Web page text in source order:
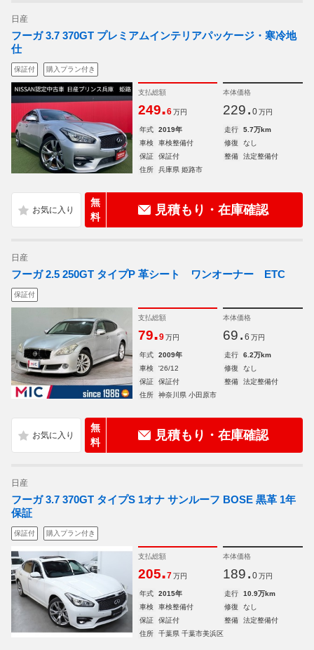
日産
フーガ 3.7 370GT プレミアムインテリアパッケージ・寒冷地
仕
保証付 購入プラン付き
支払総額
249.6 万円
本体価格
229. 0 万円
年式 2019年 走行
5.7万km
車検
車検整備付 修復
なし
保証
保証付 整備
法定整備付
住所
兵庫県 姫路市
無
料
見積もり・在庫確認
日産
フーガ 2.5 250GT タイプP 革シート ワンオーナー ETC
保証付
支払総額
79.9 万円
本体価格
69. 6 万円
年式 2009年 走行
6.2万km
車検
'26/12 修復
なし
保証
保証付 整備
法定整備付
住所
神奈川県 小田原市
無
料
見積もり・在庫確認
日産
フーガ 3.7 370GT タイプS 1オナ サンルーフ BOSE 黒革 1年
保証
保証付 購入プラン付き
支払総額
205.7 万円
本体価格
189. 0 万円
年式 2015年 走行
10.9万km
車検
車検整備付 修復
なし
保証
保証付 整備
法定整備付
住所
千葉県 千葉市美浜区